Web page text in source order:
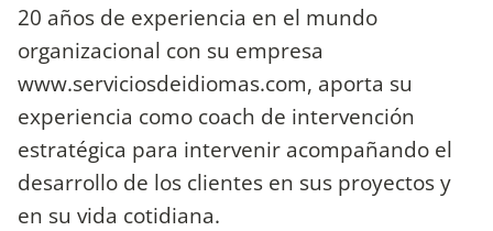
20 años de experiencia en el mundo
organizacional con su empresa
www.serviciosdeidiomas.com, aporta su
experiencia como coach de intervención
estratégica para intervenir acompañando el
desarrollo de los clientes en sus proyectos y
en su vida cotidiana.